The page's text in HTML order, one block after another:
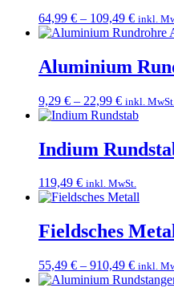
64,99 € – 109,49 €
64,99 €
109,49
inkl.
Aluminium
9,29 € – 22,99 €
9,29 €
22,99 €
inkl. MwSt.
Indium
119,49 € inkl. MwSt.
Fieldsches
55,49 € – 910,49 €
55,49 €
inkl.